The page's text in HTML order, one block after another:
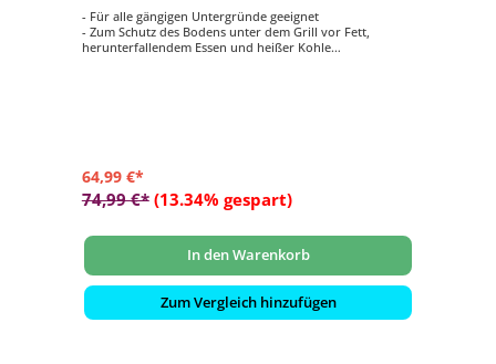
- Für alle gängigen Untergründe geeignet
- Zum Schutz des Bodens unter dem Grill vor Fett,
herunterfallendem Essen und heißer Kohle
64,99 €*
74,99 €* (13.34% gespart)
In den Warenkorb
Zum Vergleich hinzufügen